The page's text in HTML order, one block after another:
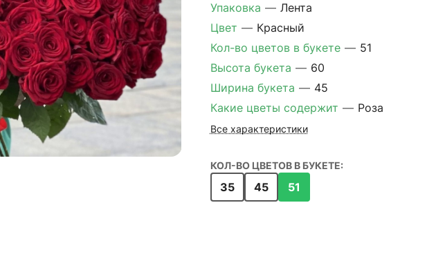
Упаковка — Лента
Цвет — Красный
Кол-во цветов в букете — 51
Высота букета — 60
Ширина букета — 45
Какие цветы содержит — Роза
Все характеристики
КОЛ-ВО ЦВЕТОВ В БУКЕТЕ:
35 45 51